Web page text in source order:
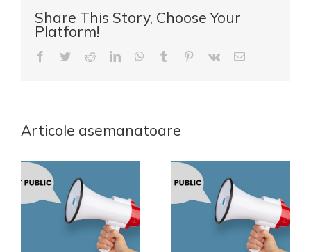
COMUNEI
SADU
Share This Story, Choose Your
Platform!
Facebook
TwitterRedditLinkedInWhatsApp
Tumblr Pinterest
Vk
E-
Articole asemanatoare